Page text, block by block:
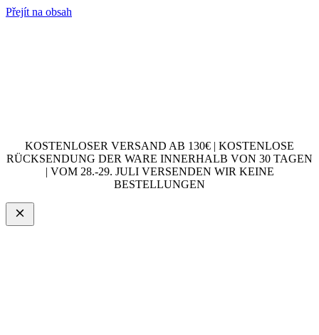
Přejít na obsah
KOSTENLOSER VERSAND AB 130€ | KOSTENLOSE
RÜCKSENDUNG DER WARE INNERHALB VON 30 TAGEN
| VOM 28.-29. JULI VERSENDEN WIR KEINE
BESTELLUNGEN